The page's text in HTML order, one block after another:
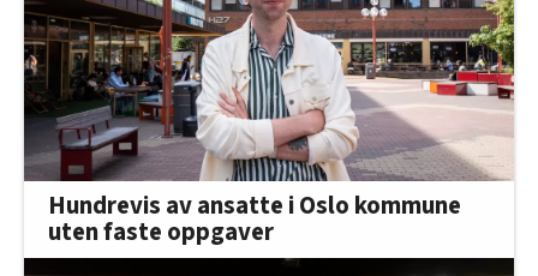
Hundrevis av ansatte i Oslo kommune
uten faste oppgaver